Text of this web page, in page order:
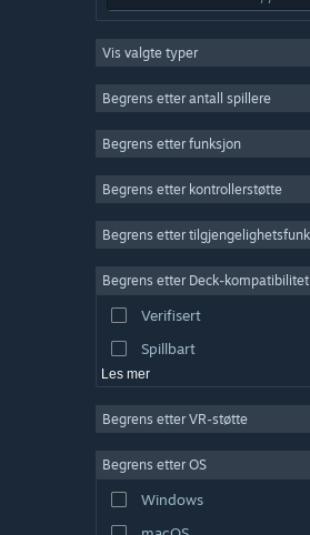
Massivt flerspiller
Indie
Simulering
Videoproduksjon
Fotoredigering
Vis valgte typer
Begrens etter antall spillere
Begrens etter funksjon
Begrens etter kontrollerstøtte
Begrens etter
Begrens etter Deck-kompatibilitet
Verifisert
Spillbart
Les mer
Begrens etter VR-støtte
Begrens etter OS
Windows